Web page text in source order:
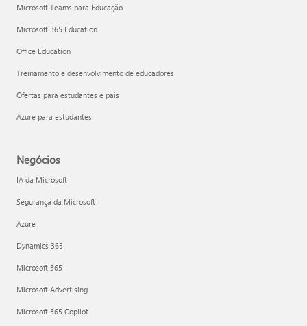
Microsoft Teams para Educação
Microsoft 365 Education
Office Education
Treinamento e desenvolvimento de educadores
Ofertas para estudantes e pais
Azure para estudantes
Negócios
IA da Microsoft
Segurança da Microsoft
Azure
Dynamics 365
Microsoft 365
Microsoft Advertising
Microsoft 365 Copilot